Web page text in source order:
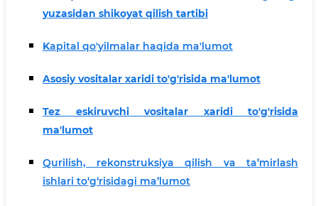
yuzasidan shikoyat qilish tartibi
Kapital qo'yilmalar haqida ma'lumot
Asosiy vositalar xaridi to'g'risida ma'lumot
Tez eskiruvchi vositalar xaridi to'g'risida
ma'lumot
Qurilish, rekonstruksiya qilish va ta’mirlash
ishlari to‘g‘risidagi ma’lumot